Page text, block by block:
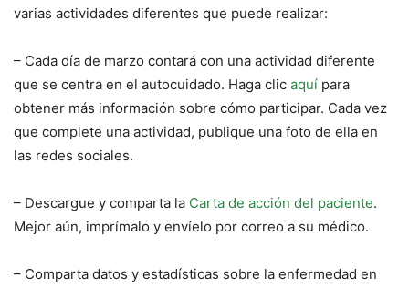
varias actividades diferentes que puede realizar:
– Cada día de marzo contará con una actividad diferente
que se centra en el autocuidado. Haga clic aquí para
obtener más información sobre cómo participar. Cada vez
que complete una actividad, publique una foto de ella en
las redes sociales.
– Descargue y comparta la Carta de acción del paciente.
Mejor aún, imprímalo y envíelo por correo a su médico.
– Comparta datos y estadísticas sobre la enfermedad en